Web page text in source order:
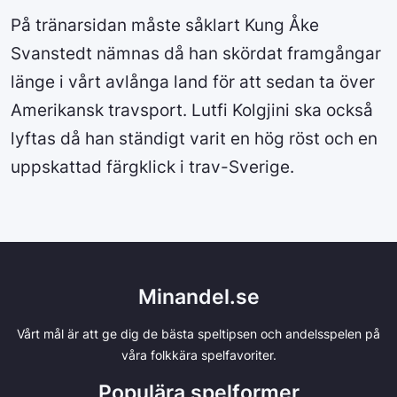
På tränarsidan måste såklart Kung Åke
Svanstedt nämnas då han skördat framgångar
länge i vårt avlånga land för att sedan ta över
Amerikansk travsport. Lutfi Kolgjini ska också
lyftas då han ständigt varit en hög röst och en
uppskattad färgklick i trav-Sverige.
Minandel.se
Vårt mål är att ge dig de bästa speltipsen och andelsspelen på
våra folkkära spelfavoriter.